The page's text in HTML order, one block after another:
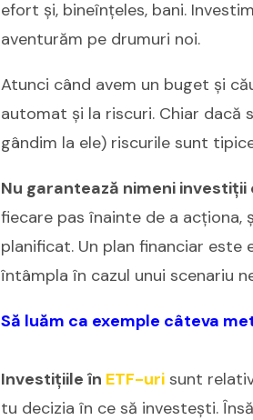
efort și, bineînțeles, bani.
aventurăm pe drumuri noi.
Atunci când avem un buget și
automat și la riscuri. Chiar dacă
gândim la ele) riscurile sunt
Nu garantează nimeni investiții
fiecare pas înainte de a acționa,
planificat. Un plan financiar este
întâmpla în cazul unui scenariu
Să luăm ca exemple câteva
Investițiile în ETF-uri sunt
tu decizia în ce să investești.